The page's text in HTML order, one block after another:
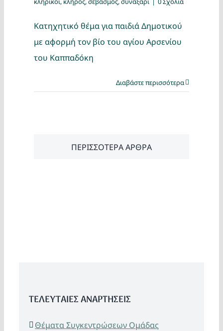
Κατηχητικό θέμα για παιδιά Δημοτικού
με αφορμή τον βίο του αγίου Αρσενίου
του Καππαδόκη
Διαβάστε περισσότερα
ΠΕΡΙΣΣΟΤΕΡΑ ΑΡΘΡΑ
ΤΕΛΕΥΤΑΙΕΣ ΑΝΑΡΤΗΣΕΙΣ
Θέματα Συγκεντρώσεων Ομάδας